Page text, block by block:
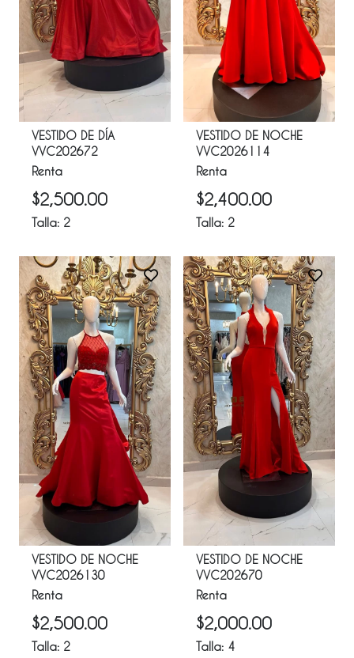
VESTIDO DE DÍA
VVC202672
Renta
$2,500.00
Talla: 2
VESTIDO DE NOCHE
VVC2026114
Renta
$2,400.00
Talla: 2
VESTIDO DE NOCHE
VVC2026130
Renta
$2,500.00
Talla: 2
VESTIDO DE NOCHE
VVC202670
Renta
$2,000.00
Talla: 4